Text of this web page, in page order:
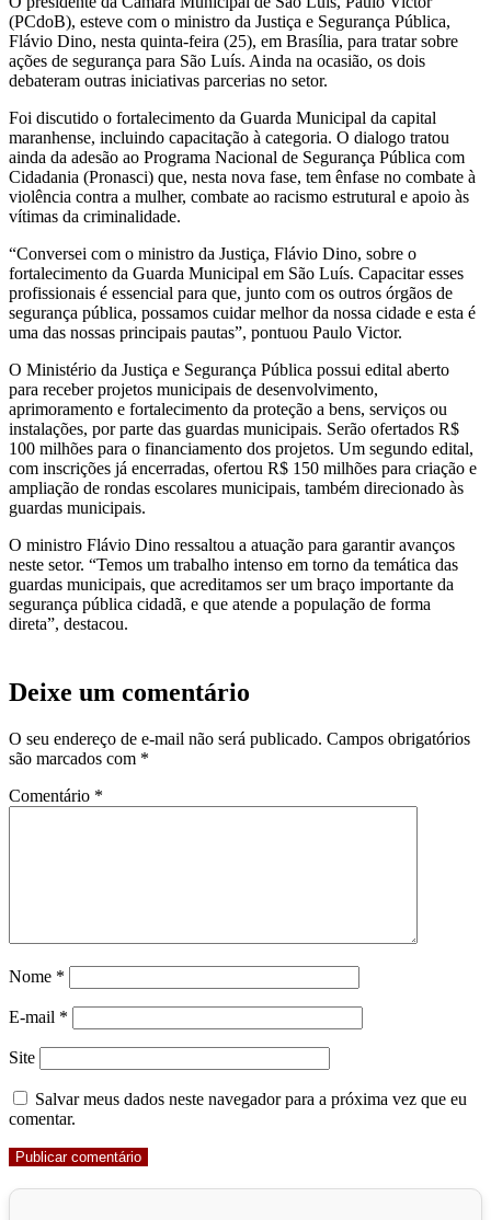
(PCdoB), esteve com o ministro da Justiça e Segurança Pública,
Flávio Dino, nesta quinta-feira (25), em Brasília, para tratar sobre
ações de segurança para São Luís. Ainda na ocasião, os dois
debateram outras iniciativas parcerias no setor.
Foi discutido o fortalecimento da Guarda Municipal da capital
maranhense, incluindo capacitação à categoria. O dialogo tratou
ainda da adesão ao Programa Nacional de Segurança Pública com
Cidadania (Pronasci) que, nesta nova fase, tem ênfase no combate à
violência contra a mulher, combate ao racismo estrutural e apoio às
vítimas da criminalidade.
“Conversei com o ministro da Justiça, Flávio Dino, sobre o
fortalecimento da Guarda Municipal em São Luís. Capacitar esses
profissionais é essencial para que, junto com os outros órgãos de
segurança pública, possamos cuidar melhor da nossa cidade e esta é
uma das nossas principais pautas”, pontuou Paulo Victor.
O Ministério da Justiça e Segurança Pública possui edital aberto
para receber projetos municipais de desenvolvimento,
aprimoramento e fortalecimento da proteção a bens, serviços ou
instalações, por parte das guardas municipais. Serão ofertados R$
100 milhões para o financiamento dos projetos. Um segundo edital,
com inscrições já encerradas, ofertou R$ 150 milhões para criação e
ampliação de rondas escolares municipais, também direcionado às
guardas municipais.
O ministro Flávio Dino ressaltou a atuação para garantir avanços
neste setor. “Temos um trabalho intenso em torno da temática das
guardas municipais, que acreditamos ser um braço importante da
segurança pública cidadã, e que atende a população de forma
direta”, destacou.
Deixe um comentário
O seu endereço de e-mail não será publicado. Campos obrigatórios
são marcados com *
Comentário *
Nome *
E-mail *
Site
Salvar meus dados neste navegador para a próxima vez que eu
comentar.